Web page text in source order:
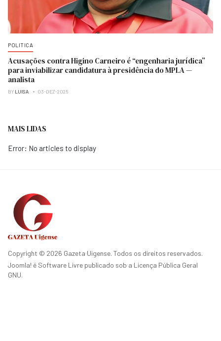
POLITICA
Acusações contra Higino Carneiro é “engenharia jurídica”
para inviabilizar candidatura à presidência do MPLA —
analista
BY LUISA 03-DEZ-2025
MAIS LIDAS
Error: No articles to display
Copyright © 2026 Gazeta Uigense. Todos os direitos reservados.
Joomla! é Software Livre publicado sob a Licença Pública Geral
GNU.